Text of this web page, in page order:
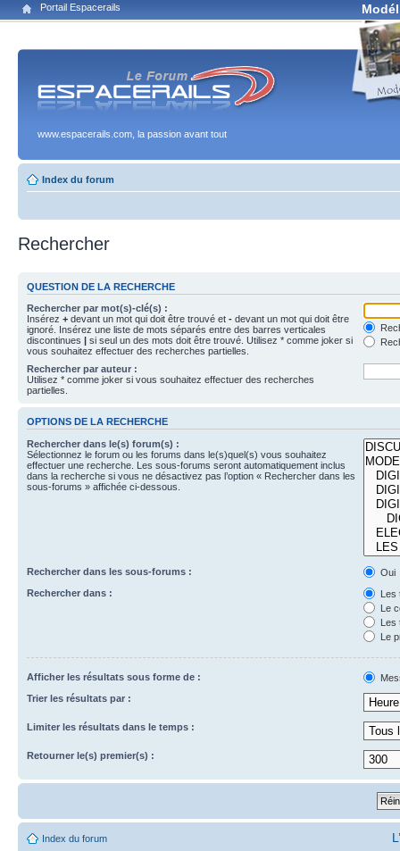
Portail Espacerails
www.espacerails.com, la passion avant tout
Index du forum
Rechercher
QUESTION DE LA RECHERCHE
Rechercher par mot(s)-clé(s) :
Insérez + devant un mot qui doit être trouvé et - devant un mot qui doit être
ignoré. Insérez une liste de mots séparés entre des barres verticales
discontinues | si seul un des mots doit être trouvé. Utilisez * comme joker si
vous souhaitez effectuer des recherches partielles.
Rechercher par auteur :
Utilisez * comme joker si vous souhaitez effectuer des recherches
partielles.
OPTIONS DE LA RECHERCHE
Rechercher dans le(s) forum(s) :
Sélectionnez le forum ou les forums dans le(s)quel(s) vous souhaitez
effectuer une recherche. Les sous-forums seront automatiquement inclus
dans la recherche si vous ne désactivez pas l’option « Rechercher dans les
sous-forums » affichée ci-dessous.
Rechercher dans les sous-forums :
Oui
Rechercher dans :
Les
Le
Les
Le
Afficher les résultats sous forme de :
Trier les résultats par :
Limiter les résultats dans le temps :
Retourner le(s) premier(s) :
Index du forum